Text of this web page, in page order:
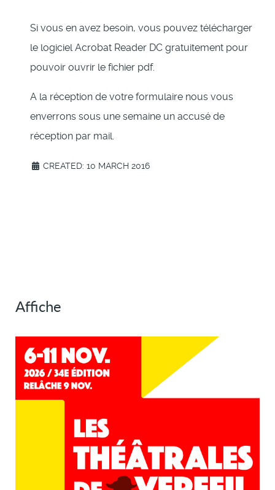
Si vous en avez besoin, vous pouvez télécharger
le logiciel Acrobat Reader DC gratuitement pour
pouvoir ouvrir le fichier pdf.
A la réception de votre formulaire nous vous
enverrons sous une semaine un accusé de
réception par mail.
CREATED: 10 MARCH 2016
Affiche